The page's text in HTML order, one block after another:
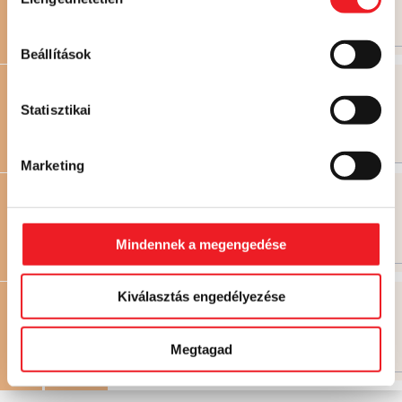
Beállítások
Statisztikai
Marketing
Mindennek a megengedése
Kiválasztás engedélyezése
Megtagad
T1 SÜTEMÉNYEK
860 FT
T2 SÜTEMÉNYEK
845 FT
850 FT